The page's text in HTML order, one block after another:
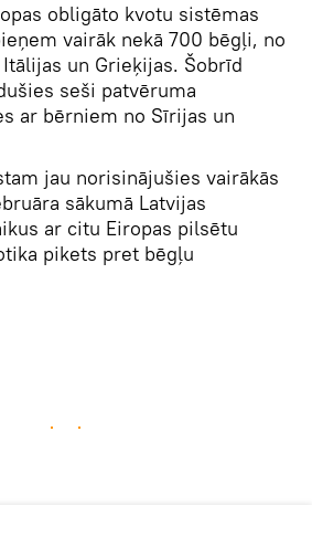
obligāto kvotu sistēmas
vairāk nekā 700 bēgļi, no
un Grieķijas. Šobrīd
seši patvēruma
ar bērniem no Sīrijas un
jau norisinājušies vairākās
sākumā Latvijas
ar citu Eiropas pilsētu
pikets pret bēgļu